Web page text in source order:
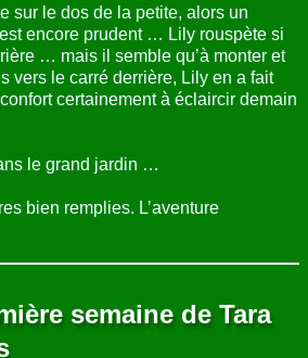
sur le dos de la petite, alors un
encore prudent … Lily rouspète si
… mais il semble qu’à monter et
vers le carré derrière, Lily en a fait
certainement à éclaircir demain
le grand jardin …
bien remplies. L’aventure
semaine de Tara